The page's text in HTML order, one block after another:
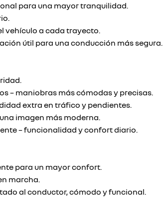
para una mayor tranquilidad.
vehículo a cada trayecto.
útil para una conducción más segura.
– maniobras más cómodas y precisas.
extra en tráfico y pendientes.
imagen más moderna.
– funcionalidad y confort diario.
para un mayor confort.
marcha.
al conductor, cómodo y funcional.